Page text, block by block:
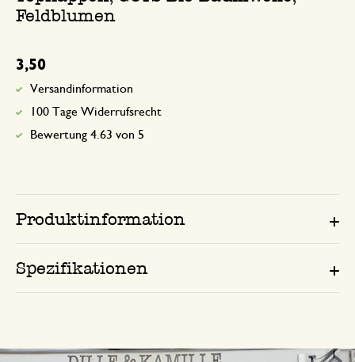
Feldblumen
3,50
Versandinformation
100 Tage Widerrufsrecht
Bewertung 4.63 von 5
Produktinformation
Spezifikationen